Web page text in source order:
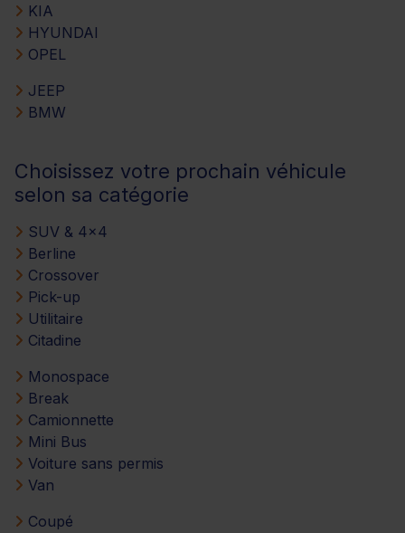
KIA
HYUNDAI
OPEL
JEEP
BMW
Choisissez votre prochain véhicule
selon sa catégorie
SUV & 4x4
Berline
Crossover
Pick-up
Utilitaire
Citadine
Monospace
Break
Camionnette
Mini Bus
Voiture sans permis
Van
Coupé